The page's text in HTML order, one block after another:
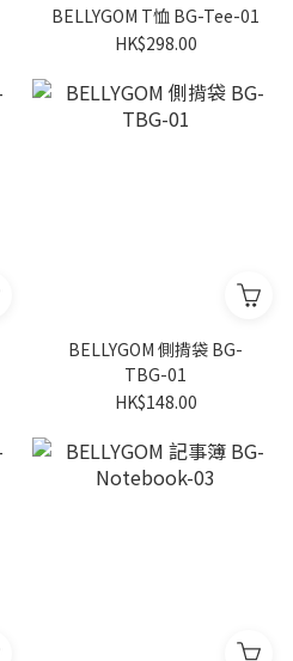
BELLYGOM T恤 BG-Tee-01
HK$298.00
BELLYGOM 側揹袋 BG-
TBG-01
HK$148.00